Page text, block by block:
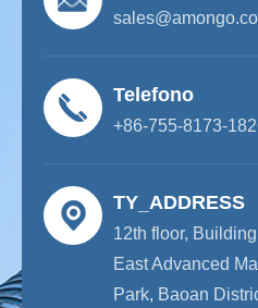
Telefono
+86-755-8173-
TY_ADDRESS
12th floor,
East Advanced
Park, Baoan